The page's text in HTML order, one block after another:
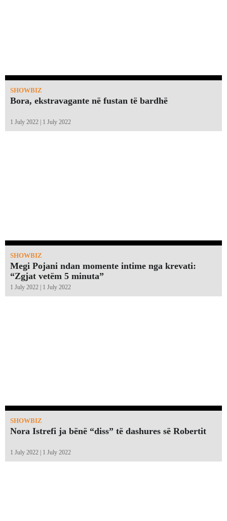
SHOWBIZ
Bora, ekstravagante në fustan të bardhë
1 July 2022 | 1 July 2022
SHOWBIZ
Megi Pojani ndan momente intime nga krevati:
“Zgjat vetëm 5 minuta”￼
1 July 2022 | 1 July 2022
SHOWBIZ
Nora Istrefi ja bënë “diss” të dashures së Robertit
1 July 2022 | 1 July 2022